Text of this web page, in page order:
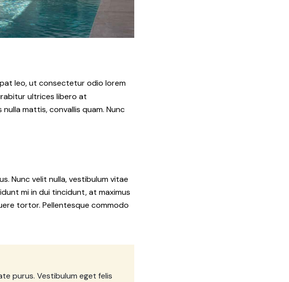
leo, ut consectetur odio lorem
ultrices libero at
mattis, convallis quam. Nunc
Nunc velit nulla, vestibulum vitae
mi in dui tincidunt, at maximus
tortor. Pellentesque commodo
purus. Vestibulum eget felis